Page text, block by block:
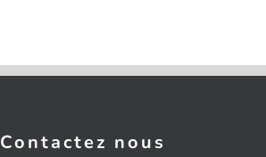
Contactez nous